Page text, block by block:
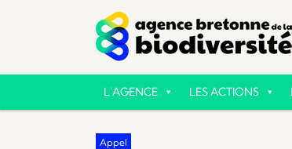
L'AGENCE LES ACTIONS
Appel